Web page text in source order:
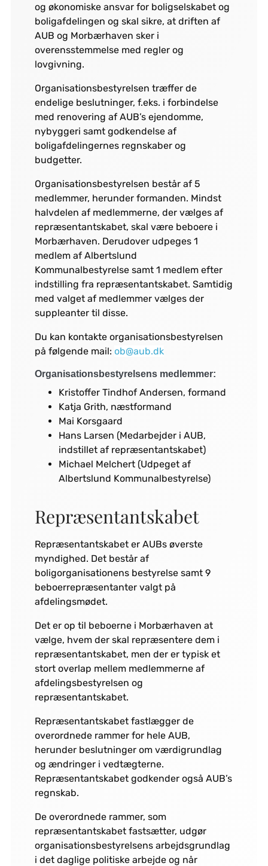
og økonomiske ansvar for boligselskabet og
boligafdelingen og skal sikre, at driften af
AUB og Morbærhaven sker i
overensstemmelse med regler og
lovgivning.
Organisationsbestyrelsen træffer de
endelige beslutninger, f.eks. i forbindelse
med renovering af AUB’s ejendomme,
nybyggeri samt godkendelse af
boligafdelingernes regnskaber og
budgetter.
Organisationsbestyrelsen består af 5
medlemmer, herunder formanden. Mindst
halvdelen af medlemmerne, der vælges af
repræsentantskabet, skal være beboere i
Morbærhaven. Derudover udpeges 1
medlem af Albertslund
Kommunalbestyrelse samt 1 medlem efter
indstilling fra repræsentantskabet. Samtidig
med valget af medlemmer vælges der
suppleanter til disse.
Du kan kontakte organisationsbestyrelsen
på følgende mail: ob@aub.dk
Organisationsbestyrelsens medlemmer:
Kristoffer Tindhof Andersen, formand
Katja Grith, næstformand
Mai Korsgaard
Hans Larsen (Medarbejder i AUB,
indstillet af repræsentantskabet)
Michael Melchert (Udpeget af
Albertslund Kommunalbestyrelse)
Repræsentantskabet
Repræsentantskabet er AUBs øverste
myndighed. Det består af
boligorganisationens bestyrelse samt 9
beboerrepræsentanter valgt på
afdelingsmødet.
Det er op til beboerne i Morbærhaven at
vælge, hvem der skal repræsentere dem i
repræsentantskabet, men der er typisk et
stort overlap mellem medlemmerne af
afdelingsbestyrelsen og
repræsentantskabet.
Repræsentantskabet fastlægger de
overordnede rammer for hele AUB,
herunder beslutninger om værdigrundlag
og ændringer i vedtægterne.
Repræsentantskabet godkender også AUB’s
regnskab.
De overordnede rammer, som
repræsentantskabet fastsætter, udgør
organisationsbestyrelsens arbejdsgrundlag
i det daglige politiske arbejdeog når